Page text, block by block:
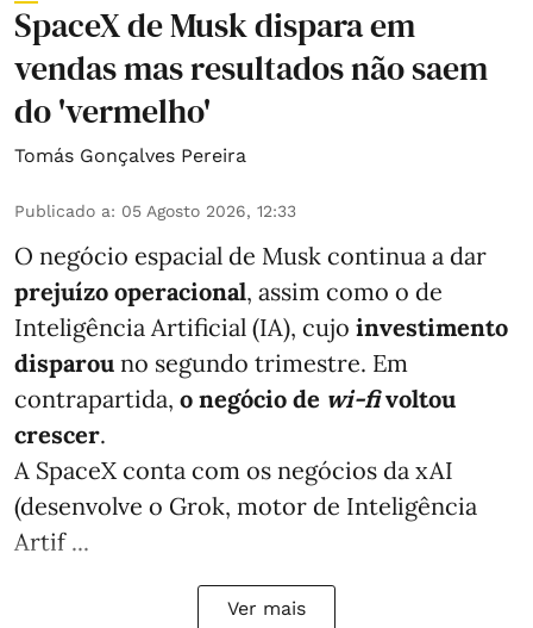
SpaceX de Musk dispara em
vendas mas resultados não saem
do 'vermelho'
Tomás Gonçalves Pereira
Publicado a: 05 Agosto 2026, 12:33
O negócio espacial de Musk continua a dar
prejuízo operacional, assim como o de
Inteligência Artificial (IA), cujo investimento
disparou no segundo trimestre. Em
contrapartida, o negócio de wi-fivoltou
crescer.
A SpaceX conta com os negócios da xAI
(desenvolve o Grok, motor de Inteligência
Artif ...
Ver mais